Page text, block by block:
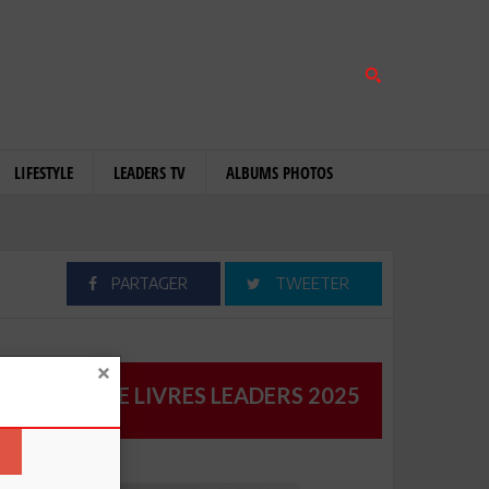
LIFESTYLE LEADERS TV ALBUMS PHOTOS
PARTAGER TWEETER
CATALOGUE LIVRES LEADERS 2025